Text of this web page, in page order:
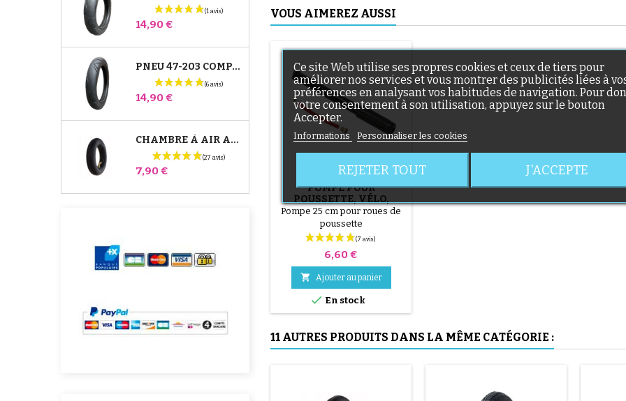
(46 avis)
(1 avis)
Prix
14,90 €
PNEU 47-203 COMPATIBLE POUSSETTE BUGABOO DONKEY - POUR ROUE ARRIÈRE
Prix
14,90 €
CHAMBRE À AIR ARRIÈRE POUSSETTE WHIZZ RED CASTLE
Prix
7,90 €
VOUS AIMEREZ AUSSI
POMPE POUR
POUSSETTE, VÉLO,
TROTTINETTE
Pompe 25 cm pour roues de
poussette
Prix
6,60 €
 Ajouter au panier
 En stock
11 AUTRES PRODUITS DANS LA MÊME CATÉGORIE :
Ce site Web utilise ses propres cookies et ceux de tiers pour
améliorer nos services et vous montrer des publicités liées à
préférences en analysant vos habitudes de navigation. Pour
votre consentement à son utilisation, appuyez sur le bouton
Accepter.
Informations Personnaliser les cookies
REJETER TOUT J'ACCEPTE